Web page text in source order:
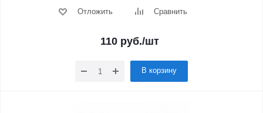
Отложить Сравнить
110руб./шт
В корзину